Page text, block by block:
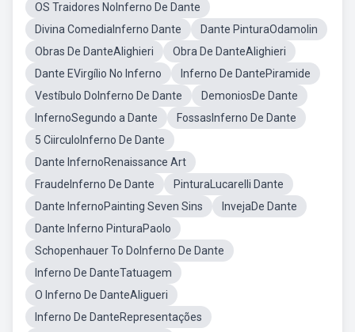
OS Traidores NoInferno De Dante
Divina ComediaInferno Dante
Dante PinturaOdamolin
Obras De DanteAlighieri
Obra De DanteAlighieri
Dante EVirgílio No Inferno
Inferno De DantePiramide
Vestíbulo DoInferno De Dante
DemoniosDe Dante
InfernoSegundo a Dante
FossasInferno De Dante
5 CiirculoInferno De Dante
Dante InfernoRenaissance Art
FraudeInferno De Dante
PinturaLucarelli Dante
Dante InfernoPainting Seven Sins
InvejaDe Dante
Dante Inferno PinturaPaolo
Schopenhauer To DoInferno De Dante
Inferno De DanteTatuagem
O Inferno De DanteAligueri
Inferno De DanteRepresentações